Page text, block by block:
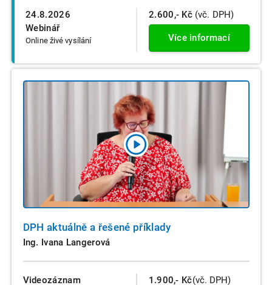
24.8.2026
Webinář
Online živé vysílání
2.600,- Kč (vč. DPH)
Více informací
DPH aktuálně a řešené příklady
Ing. Ivana Langerová
Videozáznam 1.900,- Kč(vč. DPH)